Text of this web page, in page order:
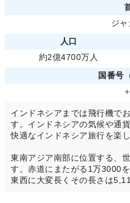
ジャ
人口
約2億4700万人
国番号
インドネシアまでは飛行機で
す。インドネシアの気候や通
快適なインドネシア旅行を楽し
東南アジア南部に位置する、
す。赤道にまたがる1万3000
東西に大変長くその長さは